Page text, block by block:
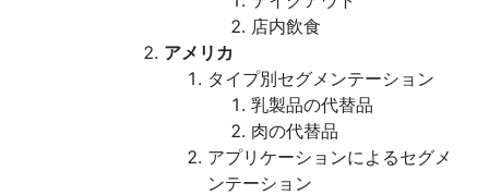
店内飲食
アメリカ
タイプ別セグメンテーション
乳製品の代替品
肉の代替品
アプリケーションによるセグメ
ンテーション